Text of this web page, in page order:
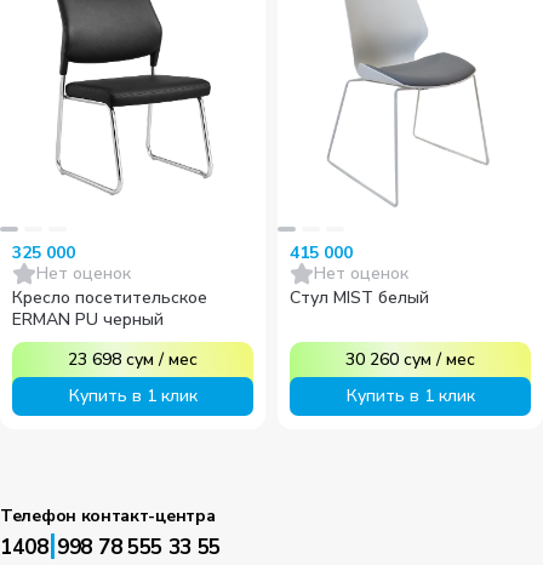
325 000
Нет оценок
Кресло посетительское
ERMAN PU черный
23 698 сум /мес
Купить в 1 клик
415 000
Нет оценок
Стул MIST белый
30 260 сум /мес
Купить в 1 клик
Телефон контакт-центра
1408|998 78 555 33 55